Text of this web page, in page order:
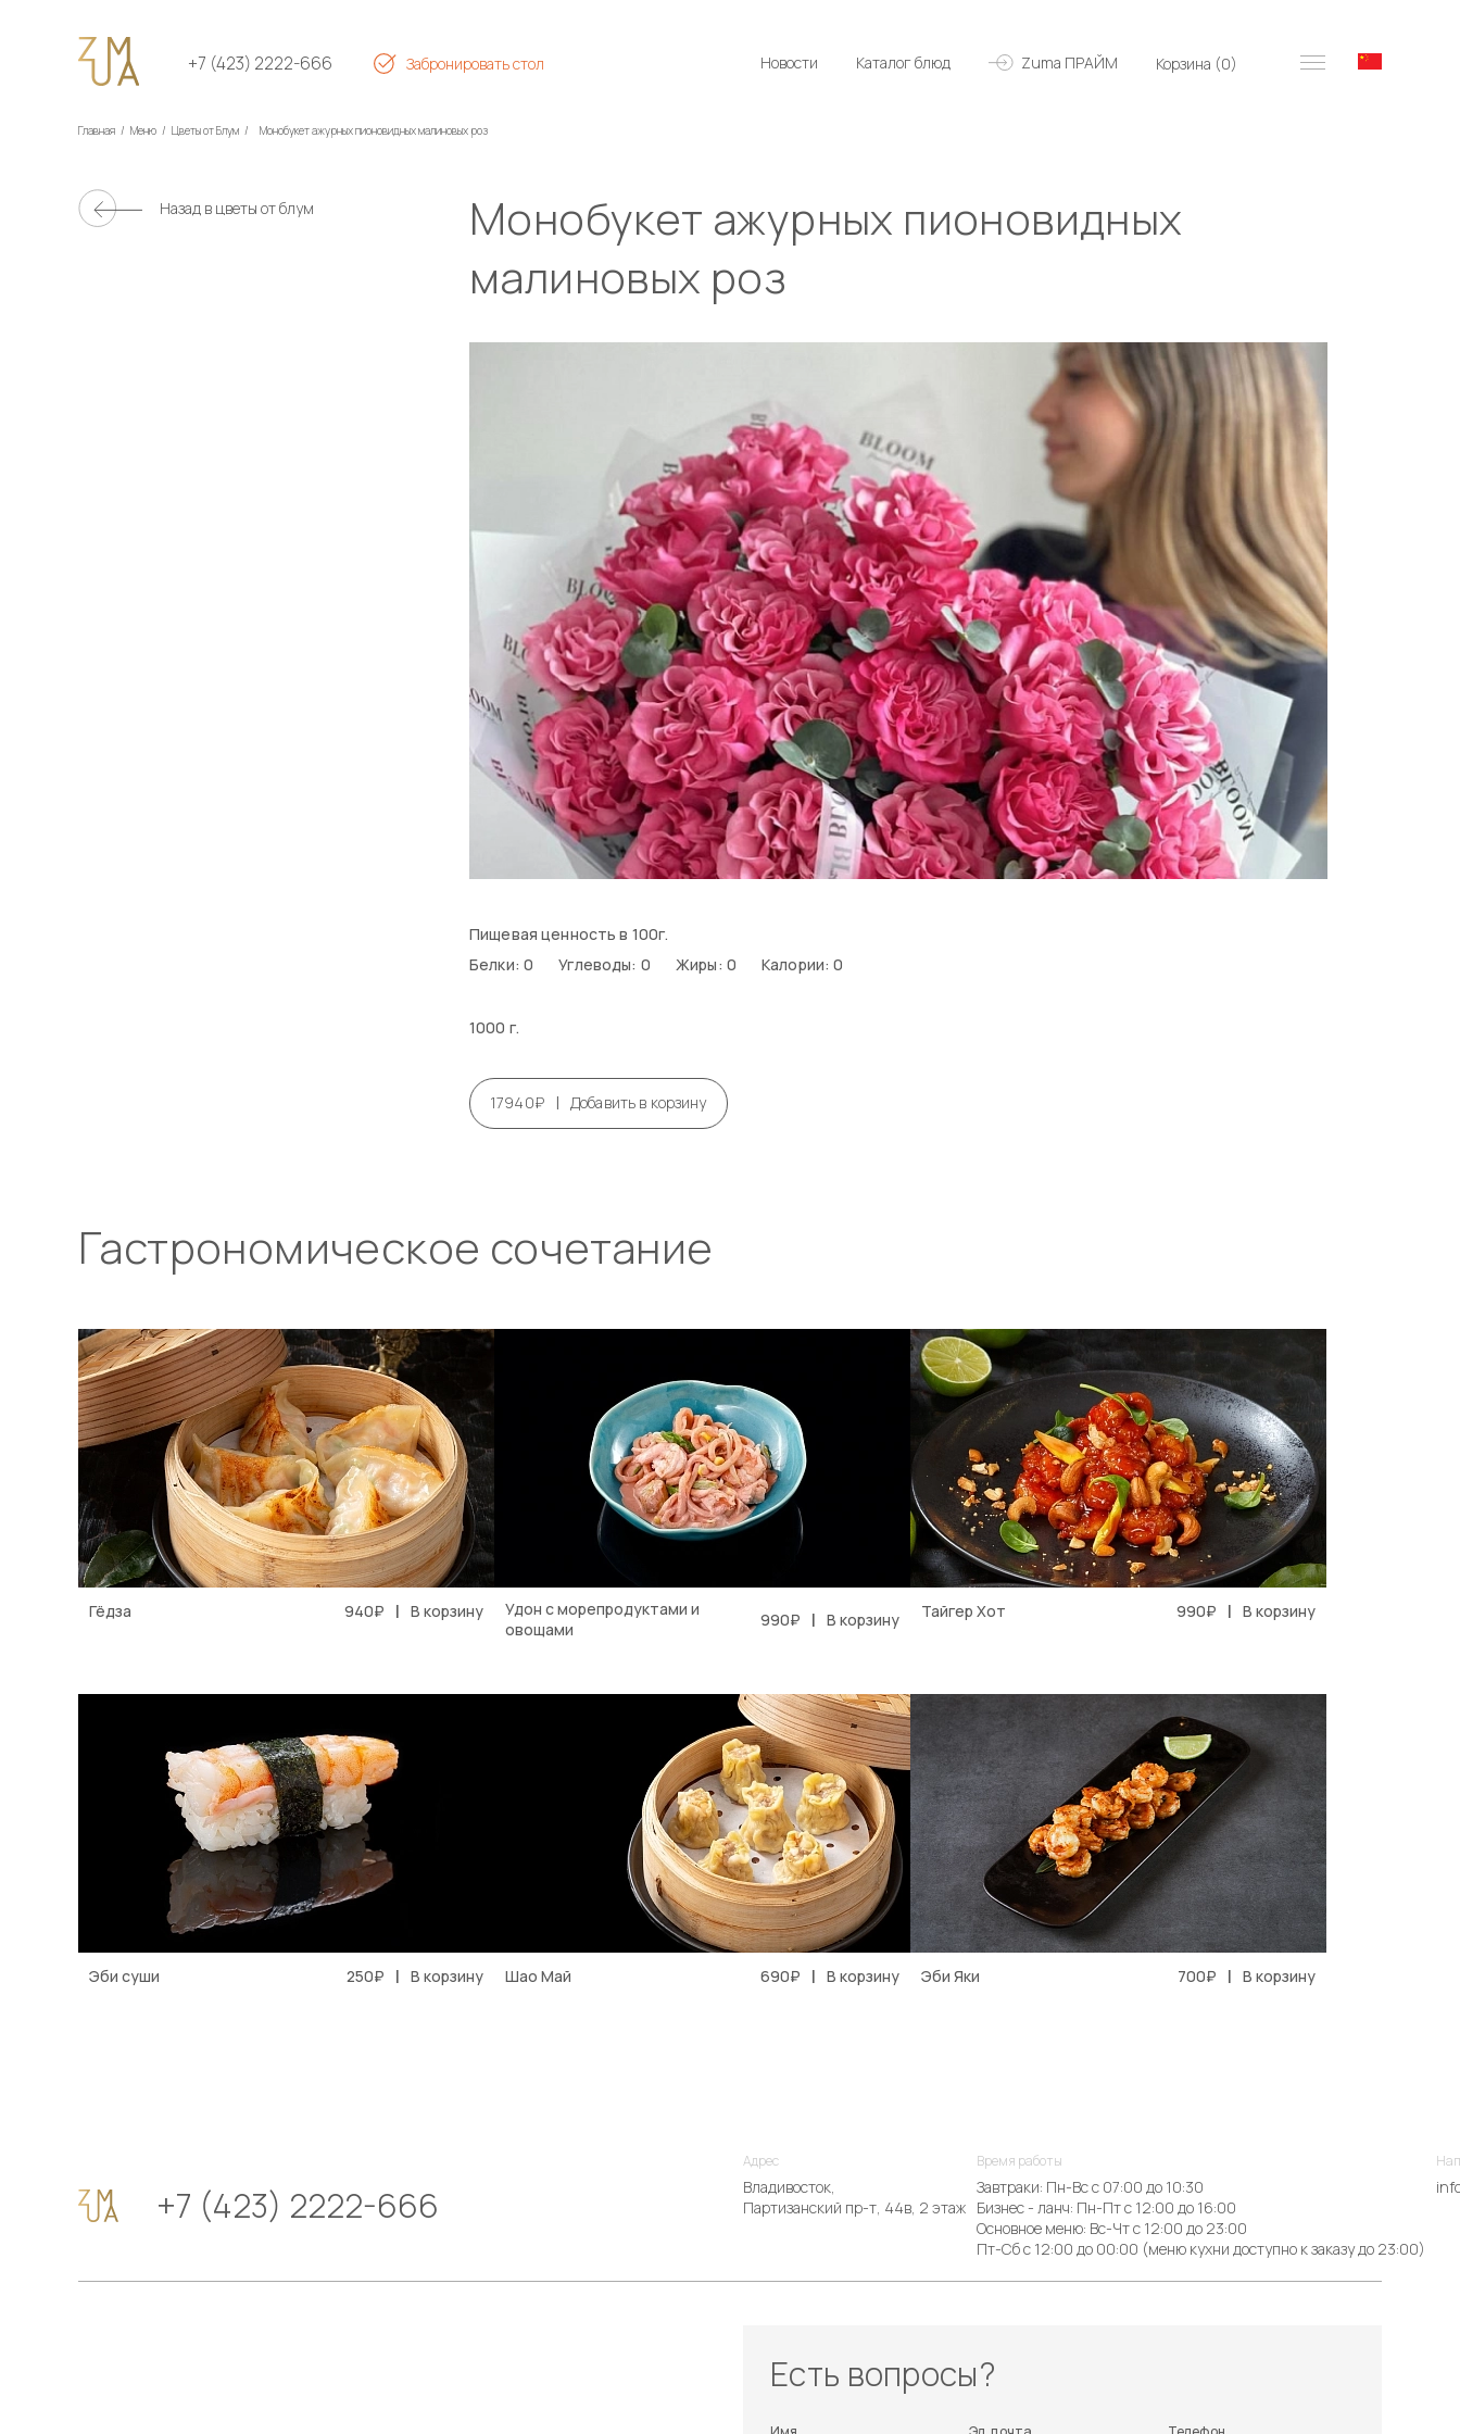
+7 (423) 2222-666 Забронировать стол Zuma ПРАЙМ
Каталог блюд
Новости Корзина (0)
Главная / Меню / Цветы от Блум / Монобукет ажурных пионовидных малиновых роз
Назад в цветы от блум
Монобукет ажурных пионовидных
малиновых роз
Пищевая ценность в 100г.
Белки: 0
Углеводы: 0 Жиры: 0 Калории: 0
1000 г.
17940₽ | Добавить в корзину
Гастрономическое сочетание
Гёдза 940₽ | В корзину
Удон с морепродуктами и
овощами
990₽ | В корзину Тайгер Хот 990₽ | В корзину
Эби суши 250₽ | В корзину Шао Май 690₽ | В корзину Эби Яки 700₽ | В корзину
+7 (423) 2222-666
Адрес
Владивосток,
Партизанский пр-т, 44в, 2 этаж
Время работы
Завтраки: Пн-Вс с 07:00 до 10:30
Бизнес - ланч: Пн-Пт с 12:00 до 16:00
Основное меню: Вс-Чт с 12:00 до 23:00
Пт-Сб с 12:00 до 00:00 (меню кухни доступно к заказу до 23:00)
Есть вопросы?